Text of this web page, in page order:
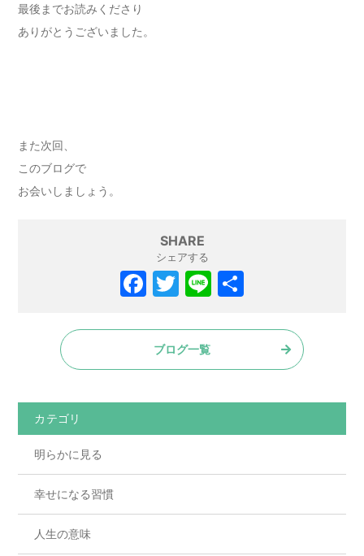
最後までお読みくださり
ありがとうございました。
また次回、
このブログで
お会いしましょう。
SHARE
シェアする
ブログ一覧
カテゴリ
明らかに見る
幸せになる習慣
人生の意味